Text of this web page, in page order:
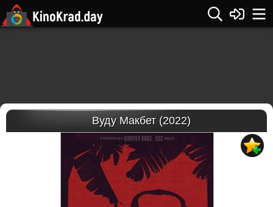
Вуду Макбет (2022)